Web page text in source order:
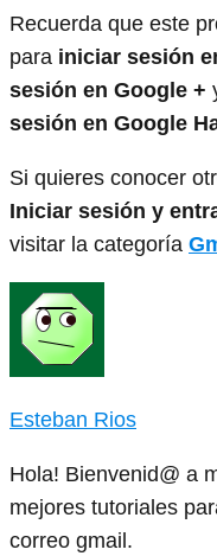
Recuerda que este
para iniciar sesión
sesión en Google +
sesión en Google
Si quieres conocer
Iniciar sesión y
visitar la categoría
Esteban Rios
Hola! Bienvenid@ a
mejores tutoriales
correo gmail.